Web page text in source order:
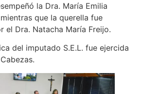
la Dra. María Emilia
que la querella fue
el Dra. Natacha María Freijo.
del imputado S.E.L. fue ejercida